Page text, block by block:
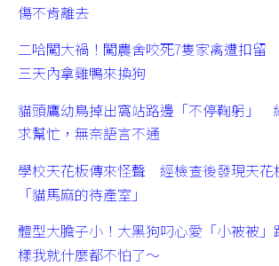
傷不肯離去
二哈闖大禍！闖農舍咬死7隻家禽遭扣留
三天內拿雞鴨來換狗
貓頭鷹幼鳥掉出窩站路邊「不停鞠躬」
求幫忙，無奈語言不通
學校天花板傳來怪聲 經檢查後發現天花
「貓馬麻的待產室」
體型大膽子小！大黑狗叼心愛「小被被
樣我就什麼都不怕了～